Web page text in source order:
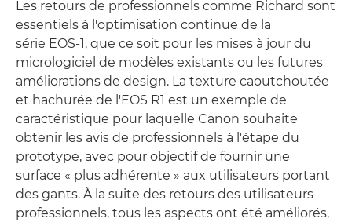
Les retours de professionnels comme Richard sont
essentiels à l'optimisation continue de la
série EOS-1, que ce soit pour les mises à jour du
micrologiciel de modèles existants ou les futures
améliorations de design. La texture caoutchoutée
et hachurée de l'EOS R1 est un exemple de
caractéristique pour laquelle Canon souhaite
obtenir les avis de professionnels à l'étape du
prototype, avec pour objectif de fournir une
surface « plus adhérente » aux utilisateurs portant
des gants. À la suite des retours des utilisateurs
professionnels, tous les aspects ont été améliorés,